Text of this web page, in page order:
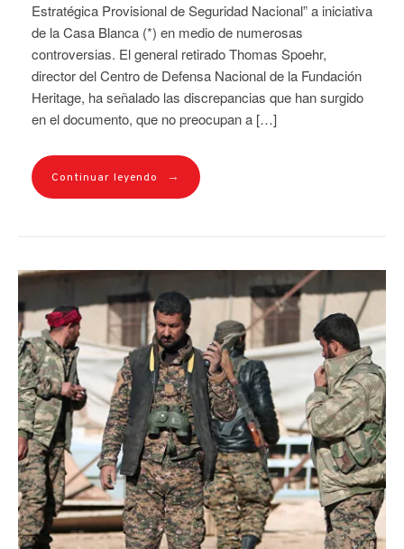
Estratégica Provisional de Seguridad Nacional” a iniciativa
de la Casa Blanca (*) en medio de numerosas
controversias. El general retirado Thomas Spoehr,
director del Centro de Defensa Nacional de la Fundación
Heritage, ha señalado las discrepancias que han surgido
en el documento, que no preocupan a […]
Continuar leyendo →